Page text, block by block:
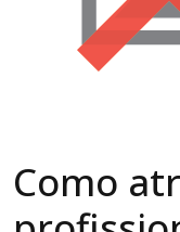
Como